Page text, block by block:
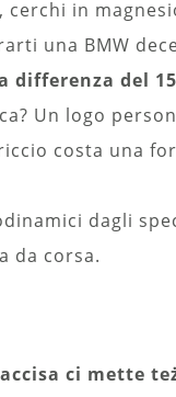
in
una BMW
del
Un logo
costa una
dagli
da corsa.
ci mette